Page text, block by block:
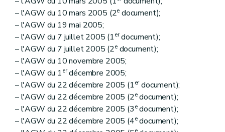
– l'AGW du 10 mars 2005 (2e document);
– l'AGW du 19 mai 2005;
– l'AGW du 7 juillet 2005 (1erdocument);
– l'AGW du 7 juillet 2005 (2edocument);
– l'AGW du 10 novembre 2005;
– l'AGW du 1erdécembre 2005;
– l'AGW du 22 décembre 2005 (1erdocument);
– l'AGW du 22 décembre 2005 (2edocument);
– l'AGW du 22 décembre 2005 (3edocument);
– l'AGW du 22 décembre 2005 (4edocument);
e